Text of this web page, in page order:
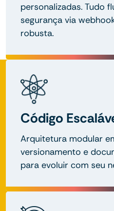
personalizadas. Tudo
segurança via
robusta.
Código
Arquitetura modular
versionamento e
para evoluir com seu